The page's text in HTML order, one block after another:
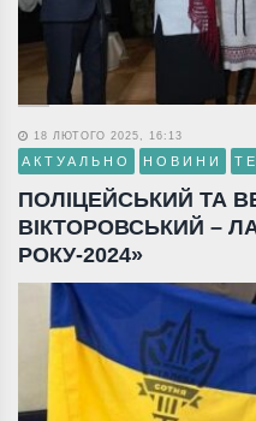
18 ЛЮТОГО 2025, 16:13
АКТУАЛЬНО НОВИНИ
ПОЛІЦЕЙСЬКИЙ ТА
ВІКТОРОВСЬКИЙ –
РОКУ-2024»